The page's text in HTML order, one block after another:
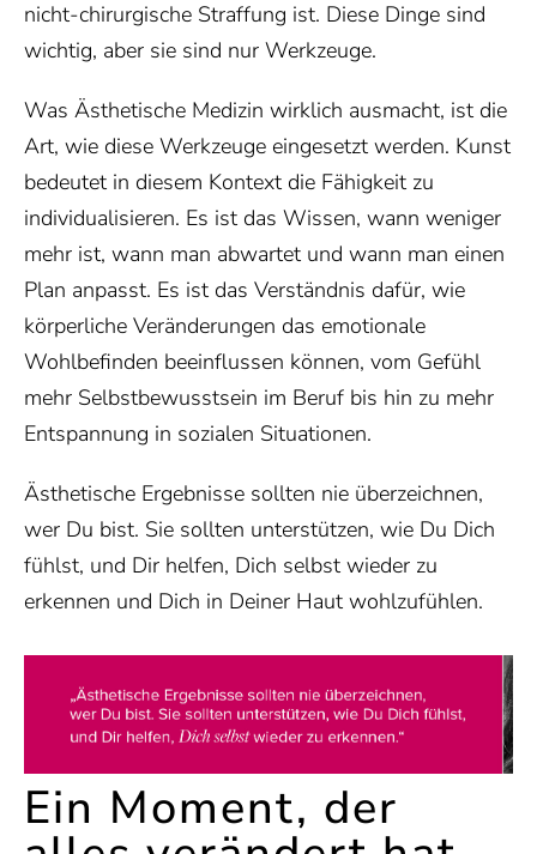
nicht-chirurgische Straffung ist. Diese Dinge sind
wichtig, aber sie sind nur Werkzeuge.
Was Ästhetische Medizin wirklich ausmacht, ist die
Art, wie diese Werkzeuge eingesetzt werden. Kunst
bedeutet in diesem Kontext die Fähigkeit zu
individualisieren. Es ist das Wissen, wann weniger
mehr ist, wann man abwartet und wann man einen
Plan anpasst. Es ist das Verständnis dafür, wie
körperliche Veränderungen das emotionale
Wohlbefinden beeinflussen können, vom Gefühl
mehr Selbstbewusstsein im Beruf bis hin zu mehr
Entspannung in sozialen Situationen.
Ästhetische Ergebnisse sollten nie überzeichnen,
wer Du bist. Sie sollten unterstützen, wie Du Dich
fühlst, und Dir helfen, Dich selbst wieder zu
erkennen und Dich in Deiner Haut wohlzufühlen.
Ein Moment, der